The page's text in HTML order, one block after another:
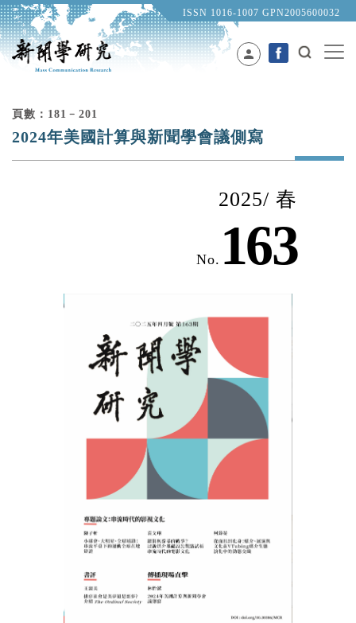
ISSN 1016-1007 GPN2005600032
person
頁數：181﹣201
2024年美國計算與新聞學會議側寫
2025/ 春
No. 163